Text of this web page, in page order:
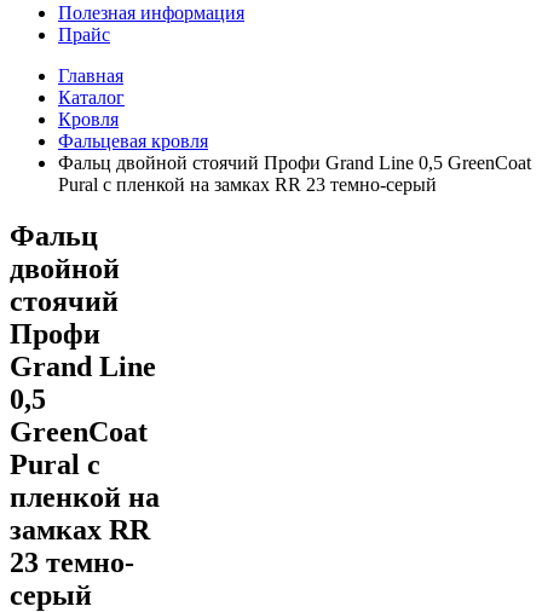
Полезная информация
Прайс
Главная
Каталог
Кровля
Фальцевая кровля
Фальц двойной стоячий Профи Grand Line 0,5 GreenCoat
Pural с пленкой на замках RR 23 темно-серый
Фальц
двойной
стоячий
Профи
Grand Line
0,5
GreenCoat
Pural с
пленкой на
замках RR
23 темно-
серый